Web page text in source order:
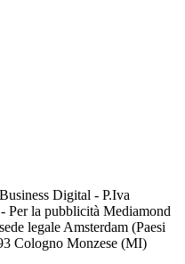
Digital - P.Iva
Per la pubblicità Mediamond
legale Amsterdam (Paesi
Cologno Monzese (MI)